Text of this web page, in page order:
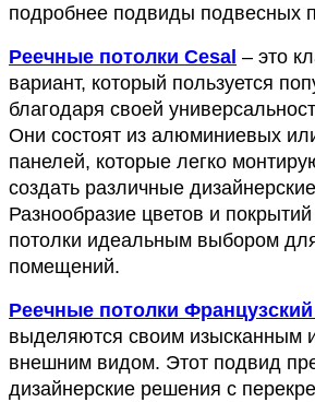
подробнее подвиды подвесных
Реечные потолки Cesal – это
вариант, который пользуется
благодаря своей
Они состоят из алюминиевых
панелей, которые легко
создать различные
Разнообразие цветов и
потолки идеальным выбором
помещений.
Реечные потолки
выделяются своим изысканным
внешним видом. Этот подвид
дизайнерские решения с